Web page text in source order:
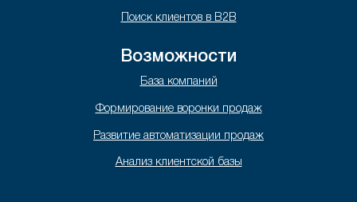
Поиск клиентов в B2B
Возможности
База компаний
Формирование воронки продаж
Развитие автоматизации продаж
Анализ клиентской базы